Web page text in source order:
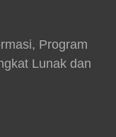
Program
Lunak dan